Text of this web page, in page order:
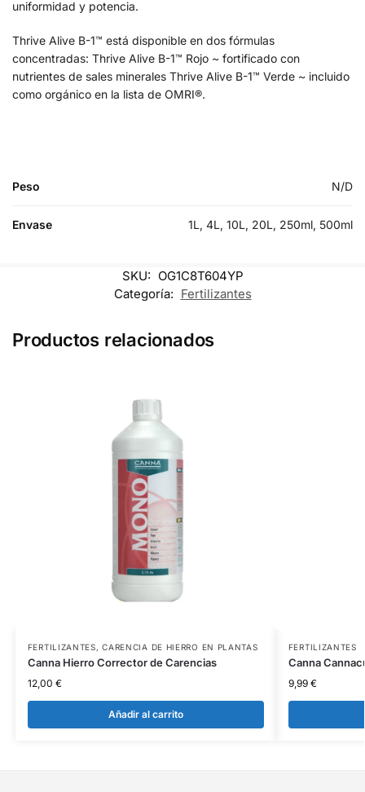
uniformidad y potencia.
Thrive Alive B-1™ está disponible en dos fórmulas
concentradas: Thrive Alive B-1™ Rojo ~ fortificado con
nutrientes de sales minerales Thrive Alive B-1™ Verde ~ incluido
como orgánico en la lista de OMRI®.
Peso N/D
Envase 1L, 4L, 10L, 20L, 250ml, 500ml
SKU: OG1C8T604YP
Categoría: Fertilizantes
Productos relacionados
FERTILIZANTES,CARENCIA DE HIERRO EN PLANTAS
Canna Hierro Corrector de Carencias
12,00 €
Añadir al carrito
FERTILIZANTES
Canna
9,99 €